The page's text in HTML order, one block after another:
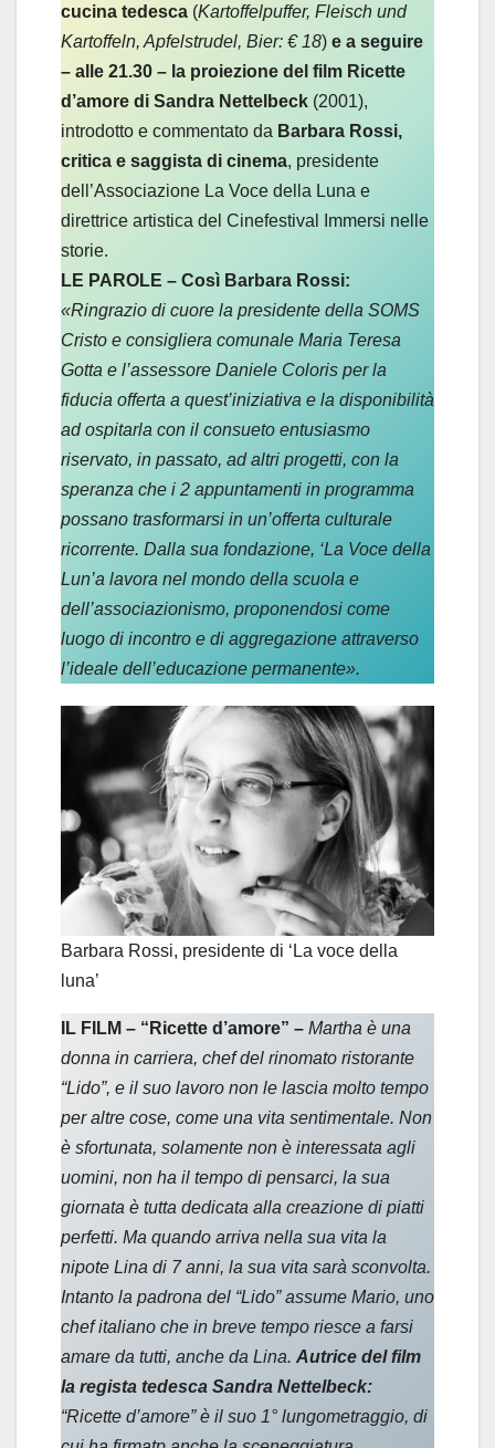
cucina tedesca (Kartoffelpuffer, Fleisch und
Kartoffeln, Apfelstrudel, Bier: € 18) e a seguire
– alle 21.30 – la proiezione del film Ricette
d’amore di Sandra Nettelbeck (2001),
introdotto e commentato da Barbara Rossi,
critica e saggista di cinema, presidente
dell’Associazione La Voce della Luna e
direttrice artistica del Cinefestival Immersi nelle
storie.
LE PAROLE – Così Barbara Rossi:
«Ringrazio di cuore la presidente della SOMS
Cristo e consigliera comunale Maria Teresa
Gotta e l’assessore Daniele Coloris per la
fiducia offerta a quest’iniziativa e la disponibilità
ad ospitarla con il consueto entusiasmo
riservato, in passato, ad altri progetti, con la
speranza che i 2 appuntamenti in programma
possano trasformarsi in un’offerta culturale
ricorrente. Dalla sua fondazione, ‘La Voce della
Lun’a lavora nel mondo della scuola e
dell’associazionismo, proponendosi come
luogo di incontro e di aggregazione attraverso
l’ideale dell’educazione permanente».
Barbara Rossi, presidente di ‘La voce della
luna’
IL FILM – “Ricette d’amore” – Martha è una
donna in carriera, chef del rinomato ristorante
“Lido”, e il suo lavoro non le lascia molto tempo
per altre cose, come una vita sentimentale. Non
è sfortunata, solamente non è interessata agli
uomini, non ha il tempo di pensarci, la sua
giornata è tutta dedicata alla creazione di piatti
perfetti. Ma quando arriva nella sua vita la
nipote Lina di 7 anni, la sua vita sarà sconvolta.
Intanto la padrona del “Lido” assume Mario, uno
chef italiano che in breve tempo riesce a farsi
amare da tutti, anche da Lina. Autrice del film
la regista tedesca Sandra Nettelbeck:
“Ricette d’amore” è il suo 1° lungometraggio, di